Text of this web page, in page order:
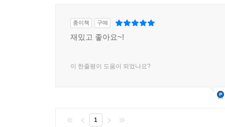
종이책 구매
재밌고 좋아요~!
이 한줄평이 도움이 되었나요?
1